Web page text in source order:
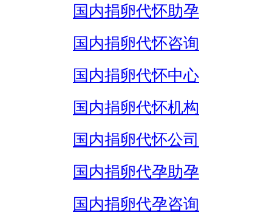
国内捐卵代怀助孕
国内捐卵代怀咨询
国内捐卵代怀中心
国内捐卵代怀机构
国内捐卵代怀公司
国内捐卵代孕助孕
国内捐卵代孕咨询